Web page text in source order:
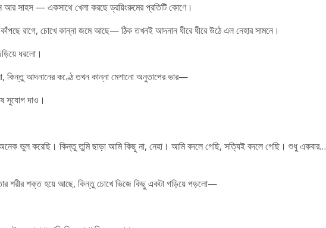
আর সাহস — একসাথে খেলা করছে ড্রয়িংরুমের প্রতিটি কোণে।
রাগে, চোখে কান্না জমে আছে— ঠিক তখনই আদনান ধীরে ধীরে উঠে এল নেহার সামনে।
ধরলো।
কিন্তু আদনানের কণ্ঠে তখন কান্না মেশানো অনুতাপের ভার—
সুযোগ দাও।
ভুল করেছি। কিন্তু তুমি ছাড়া আমি কিছু না, নেহা। আমি বদলে গেছি, সত্যিই বদলে গেছি। শুধু একবার…
শরীর শক্ত হয়ে আছে, কিন্তু চোখে ভিজে কিছু একটা গড়িয়ে পড়লো—